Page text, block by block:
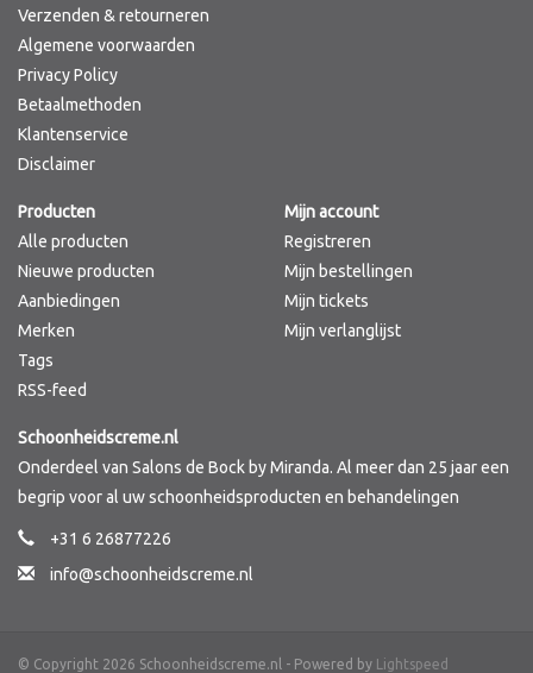
Ekseption Skincare
Blog
Verzenden & retourneren
Algemene voorwaarden
Privacy Policy
Betaalmethoden
Klantenservice
Disclaimer
Producten
Alle producten
Nieuwe producten
Aanbiedingen
Merken
Tags
RSS-feed
Mijn account
Registreren
Mijn bestellingen
Mijn tickets
Mijn verlanglijst
Schoonheidscreme.nl
Onderdeel van Salons de Bock by Miranda. Al meer dan 25 jaar een
begrip voor al uw schoonheidsproducten en behandelingen
+31 6 26877226
info@schoonheidscreme.nl
© Copyright 2026 Schoonheidscreme.nl - Powered by Lightspeed